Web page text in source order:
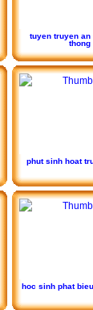
tuyen truyen an
thong
phut sinh hoat
hoc sinh phat